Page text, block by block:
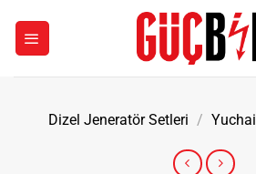
Dizel Jeneratör Setleri / Yuchai